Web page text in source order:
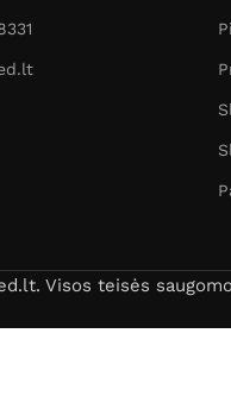
Visos teisės